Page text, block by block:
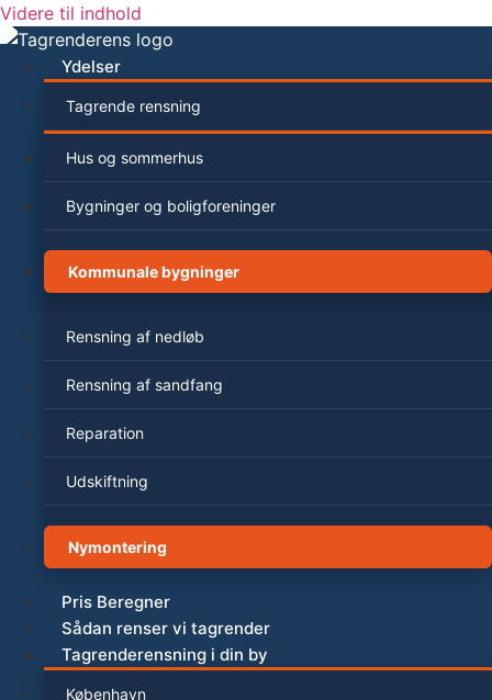
Videre til indhold
Ydelser
Tagrende rensning
Hus og sommerhus
Bygninger og boligforeninger
Kommunale bygninger
Rensning af nedløb
Rensning af sandfang
Reparation
Udskiftning
Nymontering
Pris Beregner
Sådan renser vi tagrender
Tagrenderensning i din by
København